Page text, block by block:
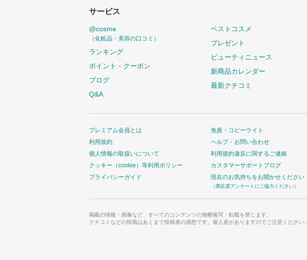
サービス
@cosme
（化粧品・美容の口コミ）
ランキング
ポイント・クーポン
ブログ
Q&A
ベストコスメ
プレゼント
ビューティニュース
新商品カレンダー
最新クチコミ
プレミアム会員とは
利用規約
個人情報の取扱いについて
クッキー（cookie）等利用ポリシー
プライバシーガイド
免責・コピーライト
ヘルプ・お問い合わせ
利用規約違反に関するご連絡
カスタマーサポートブログ
現在のお気持ちをお聞かせください
（満足度アンケートにご協力ください）
掲載の情報・画像など、すべてのコンテンツの無断複写・転載を禁じます。
クチコミなどの投稿はあくまで投稿者の感想です。個人差がありますのでご注意ください。